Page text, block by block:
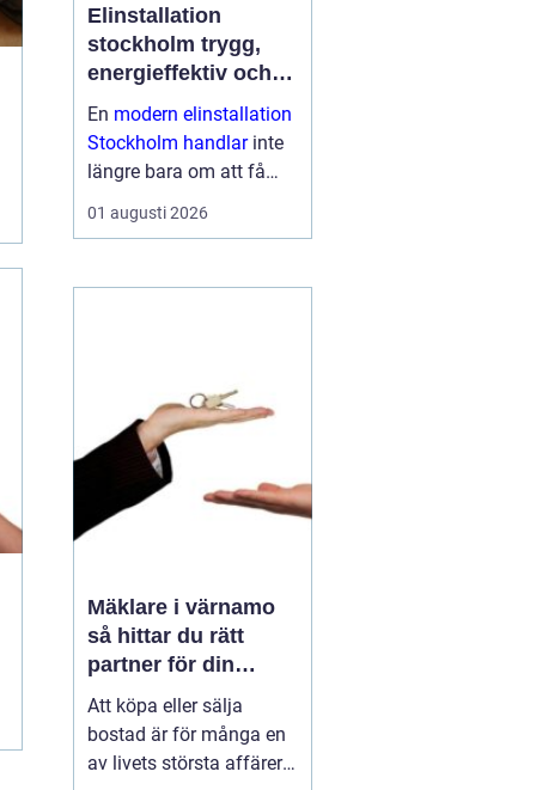
Elinstallation
stockholm trygg,
energieffektiv och
framtidssäker el i
företagslokaler
En modern elinstallation
Stockholm handlarinte
längre bara om att få
belysning och uttag på
rätt plats. För företag i
elen en central del av
01 augusti 2026
Mäklare i värnamo
så hittar du rätt
partner för din
bostadsaffär
Att köpa eller sälja
bostad är för många en
av livets största affärer.